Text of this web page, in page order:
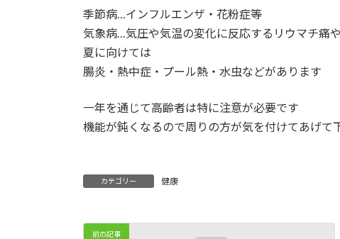
季節病…インフルエンザ・花粉症等
気象病…気圧や気温の変化に反応するリウマチ痛
夏に向けては
腸炎・熱中症・プール熱・水虫などがあります
一年を通じて高齢者は特に注意が必要です
機能が鈍くなるので周りの方が気を付けてあげて
カテゴリー 健康
前の記事